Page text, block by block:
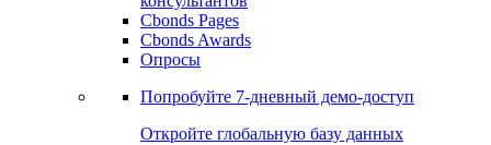
Cbonds Pages
Cbonds Awards
Опросы
Попробуйте 7-дневный демо-доступ
Откройте глобальную базу данных